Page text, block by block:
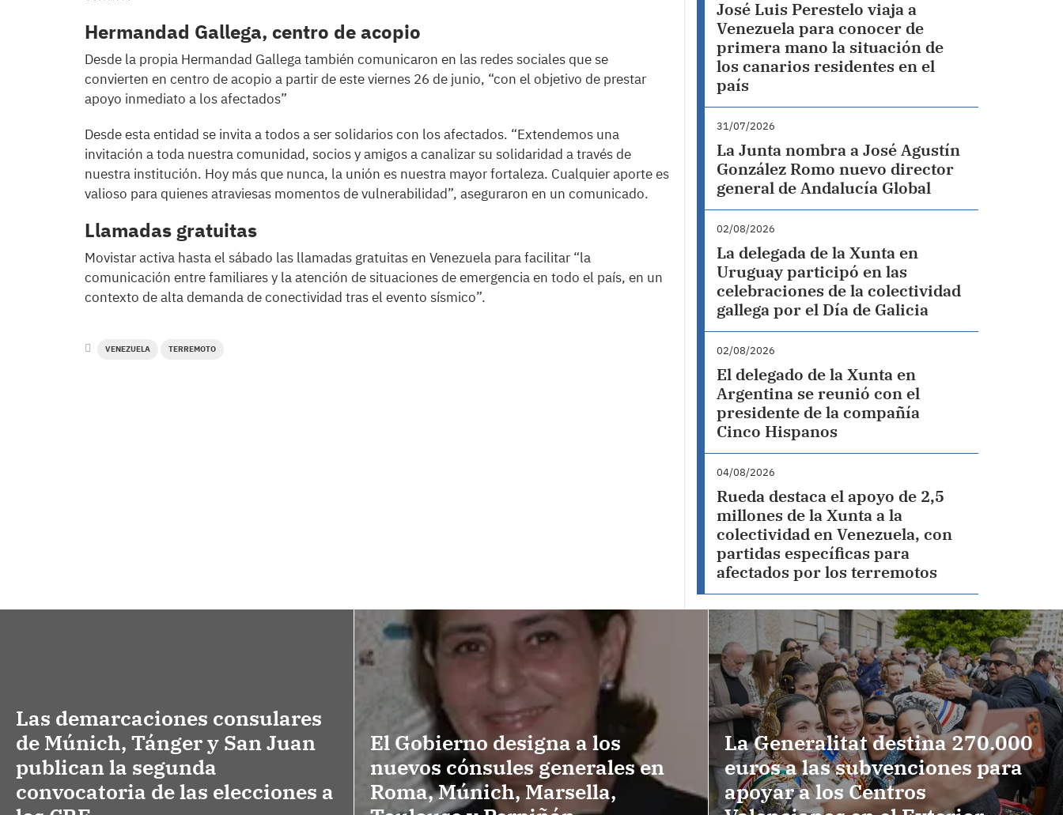
Hermandad Gallega, centro de acopio
Desde la propia Hermandad Gallega también comunicaron en las redes sociales que se
convierten en centro de acopio a partir de este viernes 26 de junio, “con el objetivo de prestar
apoyo inmediato a los afectados”
Desde esta entidad se invita a todos a ser solidarios con los afectados. “Extendemos una
invitación a toda nuestra comunidad, socios y amigos a canalizar su solidaridad a través de
nuestra institución. Hoy más que nunca, la unión es nuestra mayor fortaleza. Cualquier aporte es
valioso para quienes atraviesas momentos de vulnerabilidad”, aseguraron en un comunicado.
Llamadas gratuitas
Movistar activa hasta el sábado las llamadas gratuitas en Venezuela para facilitar “la
comunicación entre familiares y la atención de situaciones de emergencia en todo el país, en un
contexto de alta demanda de conectividad tras el evento sísmico”.
VENEZUELA TERREMOTO
José Luis Perestelo viaja a
Venezuela para conocer de
primera mano la situación de
los canarios residentes en el
país
31/07/2026
La Junta nombra a José Agustín
González Romo nuevo director
general de Andalucía Global
02/08/2026
La delegada de la Xunta en
Uruguay participó en las
celebraciones de la colectividad
gallega por el Día de Galicia
02/08/2026
El delegado de la Xunta en
Argentina se reunió con el
presidente de la compañía
Cinco Hispanos
04/08/2026
Rueda destaca el apoyo de 2,5
millones de la Xunta a la
colectividad en Venezuela, con
partidas específicas para
afectados por los terremotos
Las demarcaciones consulares
de Múnich, Tánger y San Juan
publican la segunda
convocatoria de las elecciones a
El Gobierno designa a los
nuevos cónsules generales en
Roma, Múnich, Marsella,
La Generalitat destina 270.000
euros a las subvenciones para
apoyar a los Centros